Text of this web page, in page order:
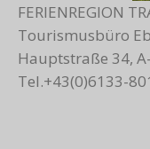
FERIENREGION
Tourismusbüro
Hauptstraße 34,
Tel.+43(0)6133-